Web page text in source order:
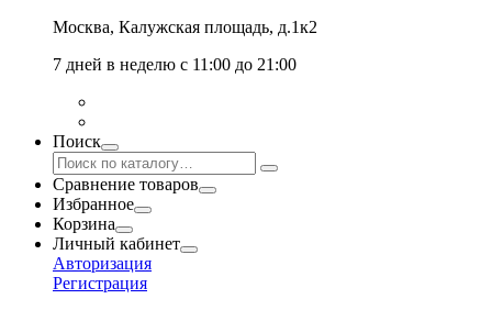
Москва, Калужская площадь, д.1к2
7 дней в неделю с 11:00 до 21:00
Поиск
Сравнение товаров
Избранное
Корзина
Личный кабинет
Авторизация
Регистрация